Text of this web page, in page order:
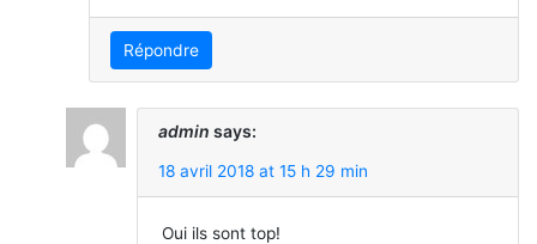
Répondre
admin says:
18 avril 2018 at 15 h 29 min
Oui ils sont top!